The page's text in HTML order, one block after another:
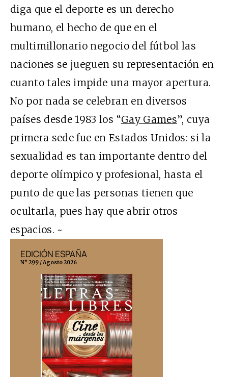
diga que el deporte es un derecho
humano, el hecho de que en el
multimillonario negocio del fútbol las
naciones se jueguen su representación en
cuanto tales impide una mayor apertura.
No por nada se celebran en diversos
países desde 1983 los “Gay Games”, cuya
primera sede fue en Estados Unidos: si la
sexualidad es tan importante dentro del
deporte olímpico y profesional, hasta el
punto de que las personas tienen que
ocultarla, pues hay que abrir otros
espacios. ~
EDICIÓN ESPAÑA
N° 299 / Agosto 2026